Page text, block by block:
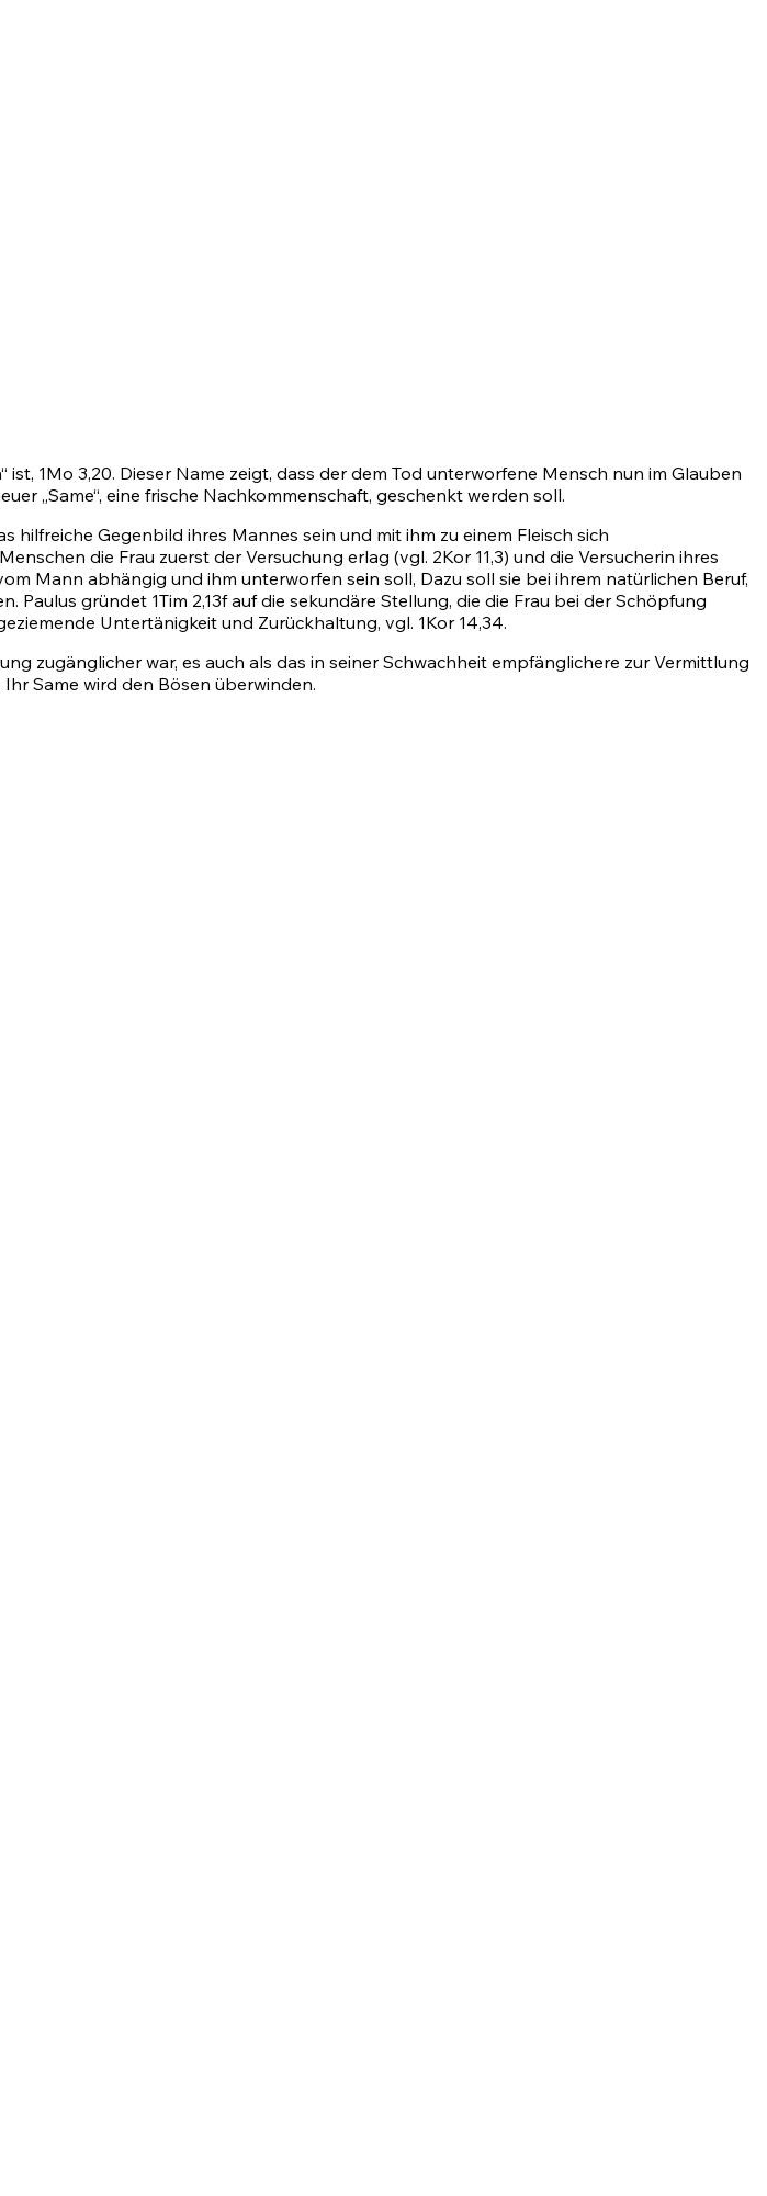
ist, 1Mo 3,20. Dieser Name zeigt, dass der dem Tod unterworfene Mensch nun im Glauben
„Same“, eine frische Nachkommenschaft, geschenkt werden soll.
hilfreiche Gegenbild ihres Mannes sein und mit ihm zu einem Fleisch sich
die Frau zuerst der Versuchung erlag (vgl. 2Kor 11,3) und die Versucherin ihres
Mann abhängig und ihm unterworfen sein soll, Dazu soll sie bei ihrem natürlichen Beruf,
Paulus gründet 1Tim 2,13f auf die sekundäre Stellung, die die Frau bei der Schöpfung
Untertänigkeit und Zurückhaltung, vgl. 1Kor 14,34.
zugänglicher war, es auch als das in seiner Schwachheit empfänglichere zur Vermittlung
Same wird den Bösen überwinden.